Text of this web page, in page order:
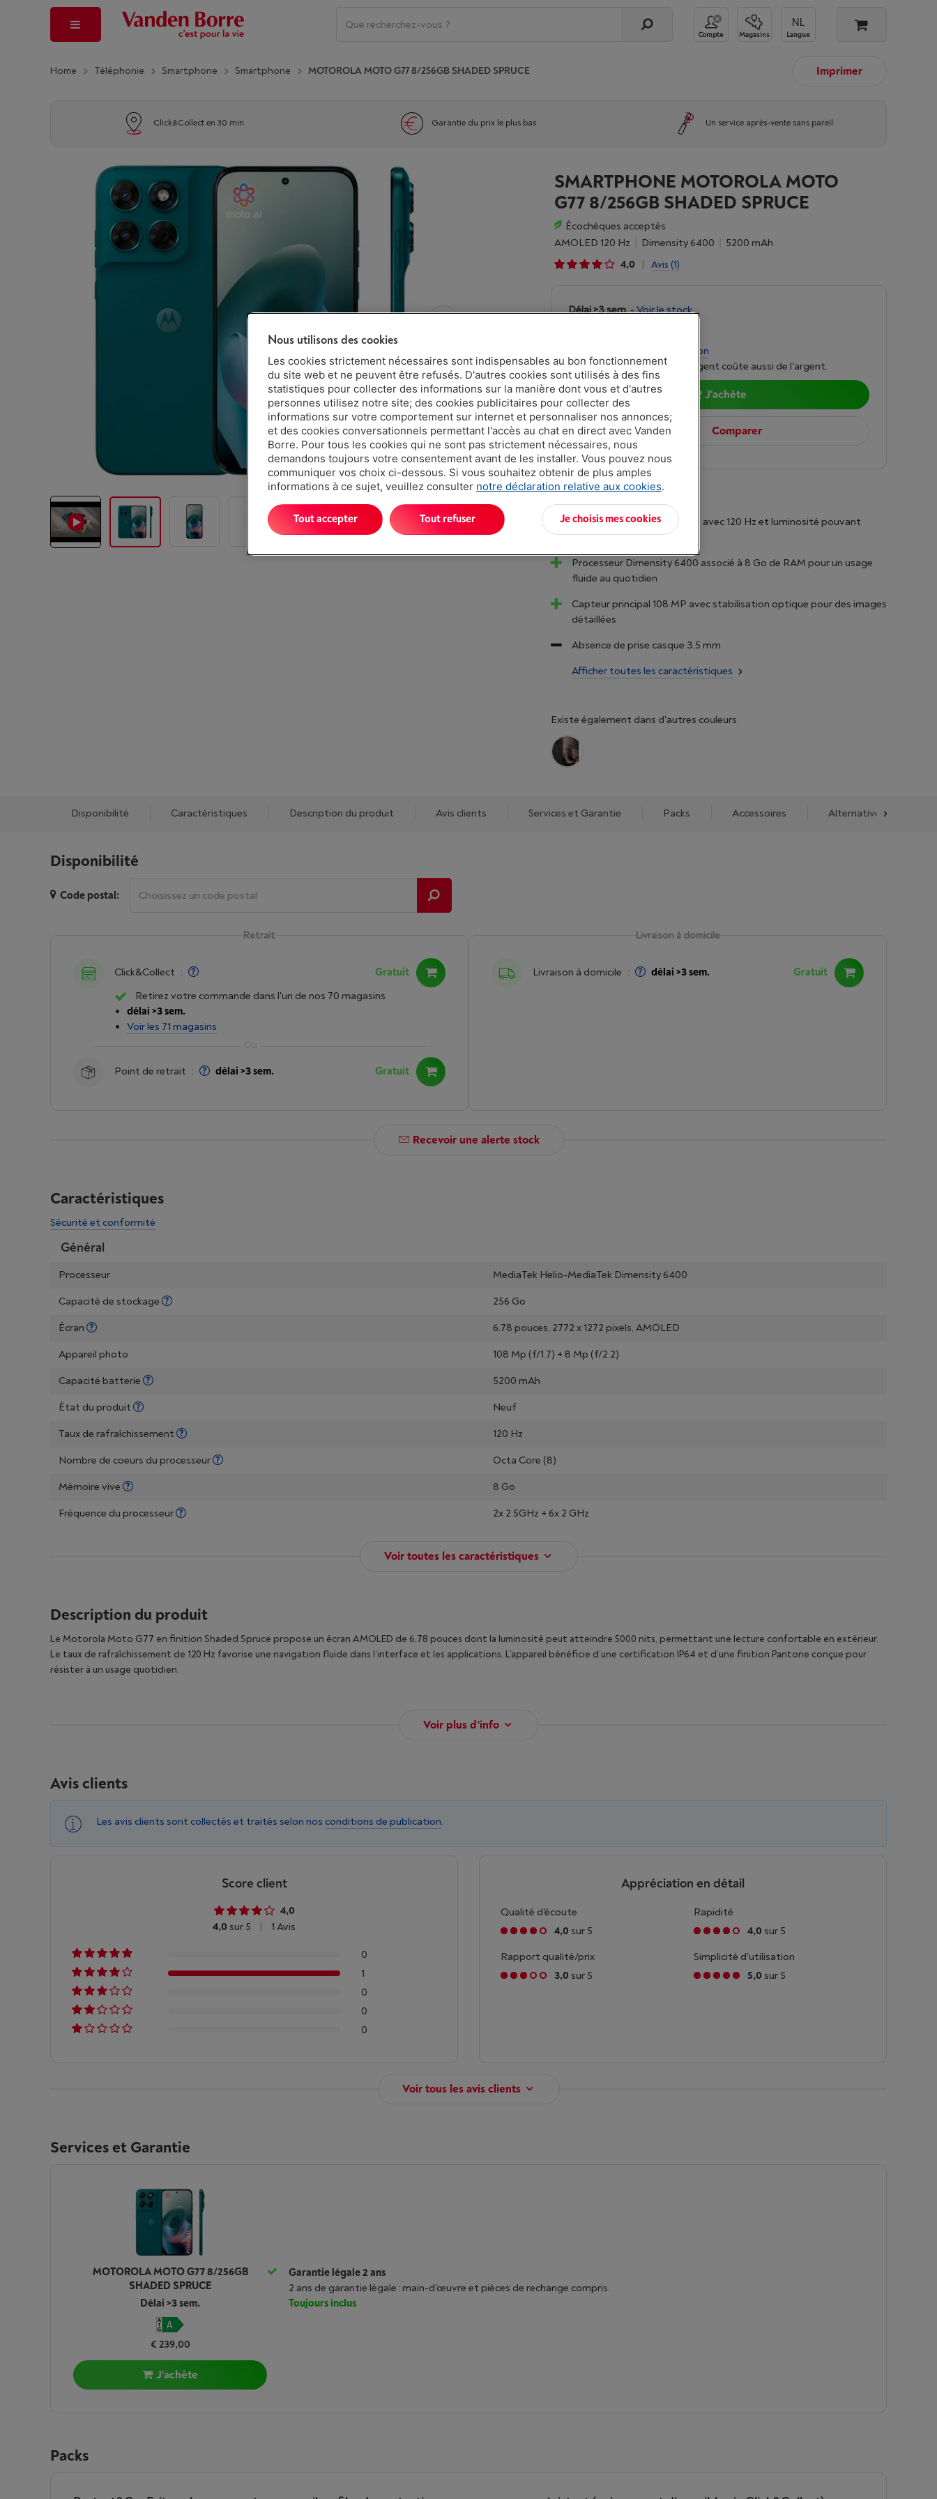
Compte Magasins Langue
Home Téléphonie Smartphone Smartphone MOTOROLA MOTO G77 8/256GB SHADED SPRUCE Imprimer
Click&Collect en 30 min Garantie du prix le plus bas Un service après-vente sans pareil
SMARTPHONE MOTOROLA MOTO
G77 8/256GB SHADED SPRUCE
Écochèques acceptés
AMOLED 120 Hz
Dimensity 6400
5200 mAh
4,0
| Avis (1)
Délai >3 sem.-Voir le stock
Simulation
Attention, emprunter de l'argent coûte aussi de l'argent.
J'achète
Comparer
Atouts
Écran AMOLED 6,78 pouces avec 120 Hz et luminosité pouvant
atteindre 5000 nits
Processeur Dimensity 6400 associé à 8 Go de RAM pour un usage
fluide au quotidien
Capteur principal 108 MP avec stabilisation optique pour des images
détaillées
Absence de prise casque 3,5 mm
Afficher toutes les caractéristiques
Existe également dans d'autres couleurs
Disponibilité Caractéristiques Description du produit Avis clients Services et Garantie Packs Accessoires Alternatives
Disponibilité
Code postal:
Livraison à domicile
Livraison à domicile : délai >3 sem. Gratuit
Retrait
Click&Collect :
Gratuit
Retirez votre commande dans l'un de nos 70 magasins
délai >3 sem.
Voir les 71 magasins
Point de retrait : délai >3 sem. Gratuit
Recevoir une alerte stock
Caractéristiques
Sécurité et conformité
Général
Processeur
MediaTek Helio-MediaTek Dimensity 6400
Capacité de stockage
256 Go
Écran
6.78 pouces, 2772 x 1272 pixels, AMOLED
Appareil photo
108 Mp (f/1.7) + 8 Mp (f/2.2)
Capacité batterie
5200 mAh
État du produit
Neuf
Taux de rafraîchissement
120 Hz
Nombre de coeurs du processeur
Octa Core (8)
Mémoire vive
8 Go
Fréquence du processeur
2x 2.5GHz + 6x 2 GHz
Voir toutes les caractéristiques
Description du produit
Le Motorola Moto G77 en finition Shaded Spruce propose un écran AMOLED de 6,78 pouces dont la luminosité peut atteindre 5000 nits, permettant une lecture confortable en extérieur.
Le taux de rafraîchissement de 120 Hz favorise une navigation fluide dans l’interface et les applications. L’appareil bénéficie d’une certification IP64 et d’une finition Pantone conçue pour
résister à un usage quotidien.
Voir plus d'info
Avis clients
Les avis clients sont collectés et traités selon nos conditions de publication.
Score client
4,0
4,0 sur 5 | 1 Avis
0
1
0
0
0
Appréciation en détail
Qualité d'écoute
4,0 sur 5
Rapidité
4,0 sur 5
Rapport qualité/prix
3,0 sur 5
Simplicité d'utilisation
5,0 sur 5
Voir tous les avis clients
Services et Garantie
MOTOROLA MOTO G77 8/256GB
SHADED SPRUCE
Délai >3 sem.
€ 239,00
J'achète
Garantie légale 2 ans
2 ans de garantie légale : main-d'œuvre et pièces de rechange compris.
Toujours inclus
Packs
Nous utilisons des cookies
Les cookies strictement nécessaires sont indispensables au bon fonctionnement
du site web et ne peuvent être refusés. D'autres cookies sont utilisés à des fins
statistiques pour collecter des informations sur la manière dont vous et d'autres
personnes utilisez notre site; des cookies publicitaires pour collecter des
informations sur votre comportement sur internet et personnaliser nos annonces;
et des cookies conversationnels permettant l'accès au chat en direct avec Vanden
Borre. Pour tous les cookies qui ne sont pas strictement nécessaires, nous
demandons toujours votre consentement avant de les installer. Vous pouvez nous
communiquer vos choix ci-dessous. Si vous souhaitez obtenir de plus amples
informations à ce sujet, veuillez consulter notre déclaration relative aux cookies.
Je choisis mes cookies
Tout refuser
Tout accepter